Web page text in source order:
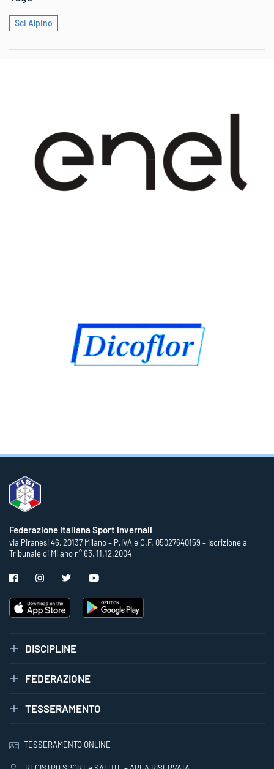
Sci Alpino
Federazione Italiana Sport Invernali
via Piranesi 46, 20137 Milano – P.IVA e C.F. 05027640159 – Iscrizione al
Tribunale di Milano n° 63, 11.12.2004
DISCIPLINE
FEDERAZIONE
TESSERAMENTO
TESSERAMENTO ONLINE